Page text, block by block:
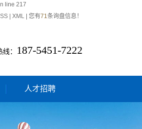
line 217
XML 您有71条询盘信息！
： 187-5451-7222
人才招聘